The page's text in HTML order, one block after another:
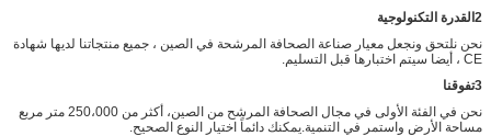
2القدرة التكنولوجية
نحن نلتحق ونجعل معيار صناعة الصحافة المرشحة في الصين ، جميع منتجاتنا لديها شهادة
CE ، أيضا سيتم اختبارها قبل التسليم.
3تفوقنا
نحن في الفئة الأولى في مجال الصحافة المرشح من الصين، أكثر من 250،000 متر مربع
مساحة الأرض واستمر في التنمية.يمكنك دائماً اختيار النوع الصحيح.